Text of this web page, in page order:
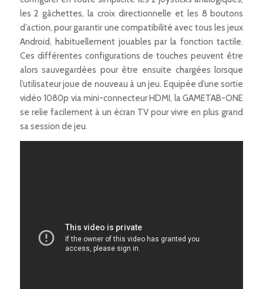
les 2 gâchettes, la croix directionnelle et les 8 boutons
d’action, pour garantir une compatibilité avec tous les jeux
Android, habituellement jouables par la fonction tactile.
Ces différentes configurations de touches peuvent être
alors sauvegardées pour être ensuite chargées lorsque
l’utilisateur joue de nouveau à un jeu. Equipée d’une sortie
vidéo 1080p via mini-connecteur HDMI, la GAMETAB-ONE
se relie facilement à un écran TV pour vivre en plus grand
sa session de jeu.